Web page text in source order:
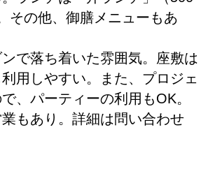
その他、御膳メニューもあ
で落ち着いた雰囲気。座敷は
用しやすい。また、プロジェ
、パーティーの利用もOK。
もあり。詳細は問い合わせ